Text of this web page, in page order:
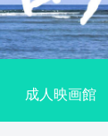
成人映画館